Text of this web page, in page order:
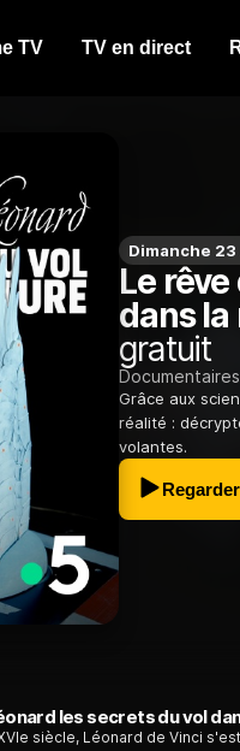
TV TV en direct
Dimanche 23
Le
dans
gratuit
Documentaires
Grâce aux
réalité :
volantes.
Regarder
les secrets du vol
siècle, Léonard de Vinci